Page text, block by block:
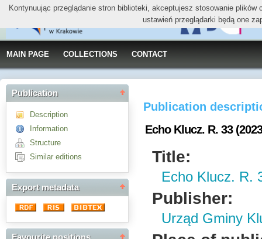
MAIN PAGE COLLECTIONS CONTACT
Publication
Description
Information
Structure
Similar editions
Export metadata
Publication
Echo Klucz. R. 33
Title:
Echo Klucz. R.
Publisher:
Urząd Gminy
Kontynuując przeglądanie stron biblioteki, akceptujesz stosowanie
ustawień przeglądarki będą one